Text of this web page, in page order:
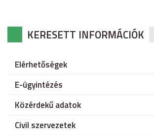
KERESETT INFORMÁCIÓK
Elérhetőségek
E-ügyintézés
Közérdekű adatok
Civil szervezetek